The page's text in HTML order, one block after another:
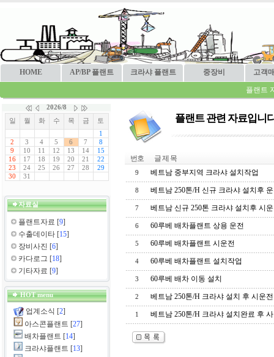
HOME AP/BP 플랜트 크라샤 플랜트 중장비 고객
플랜트
자료실
플랜트자료 [9]
수출데이타[15]
장비사진 [6]
카다로그 [18]
기타자료 [9]
HOT menu
업계소식 [2]
아스콘플랜트 [27]
배차플랜트 [14]
크라샤플랜트 [13]
플랜트 관련 자료입니
번호 글 제 목
9 베트남 중부지역 크라샤 설치작업
8 베트남 250톤/H 신규 크라샤 설치후
7 베트남 신규 250톤 크라샤 설치후 시
6 60루베 배차플랜트 상용 운전
5 60루베 배차플랜트 시운전
4 60루베 배차플랜트 설치작업
3 60루베 배차 이동 설치
2 베트남 250톤/H 크라샤 설치 후 시운
1 베트남 250톤/H 크라샤 설치완료 후